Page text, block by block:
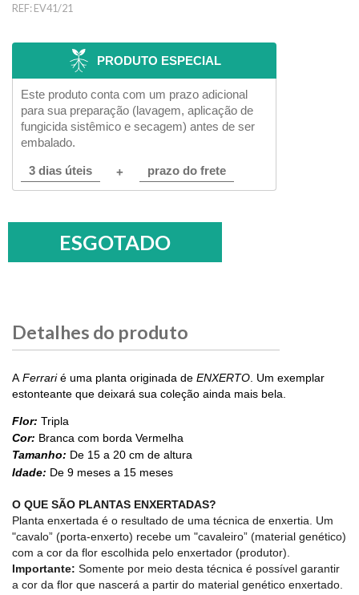
REF: EV41/21
PRODUTO ESPECIAL
Este produto conta com um prazo adicional
para sua preparação (lavagem, aplicação de
fungicida sistêmico e secagem) antes de ser
embalado.
3 dias úteis + prazo do frete
Detalhes do produto
A Ferrarié uma planta originada de ENXERTO . Um exemplar
estonteante que deixará sua coleção ainda mais bela.
Flor: Tripla
Cor: Branca com borda Vermelha
Tamanho: De 15 a 20 cm de altura
Idade: De 9 meses a 15 meses
O QUE SÃO PLANTAS ENXERTADAS?
Planta enxertada é o resultado de uma técnica de enxertia. Um
"cavalo” (porta-enxerto) recebe um "cavaleiro” (material genético)
com a cor da flor escolhida pelo enxertador (produtor).
Importante: Somente por meio desta técnica é possível garantir
a cor da flor que nascerá a partir do material genético enxertado.